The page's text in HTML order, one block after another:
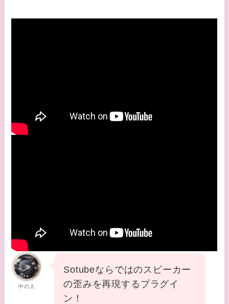
中の人
Sotubeならではのスピーカー
の歪みを再現するプラグイ
ン！